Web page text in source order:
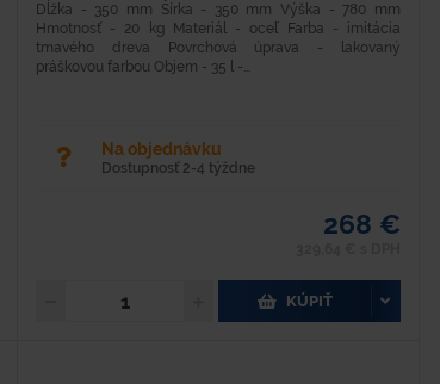
Dĺžka - 350 mm Šírka - 350 mm Výška - 780 mm
Hmotnosť - 20 kg Materiál - oceľ Farba - imitácia
tmavého dreva Povrchová úprava - lakovaný
práškovou farbou Objem - 35 l -...
Na objednávku
Dostupnosť 2-4 týždne
268 €
KÚPIŤ